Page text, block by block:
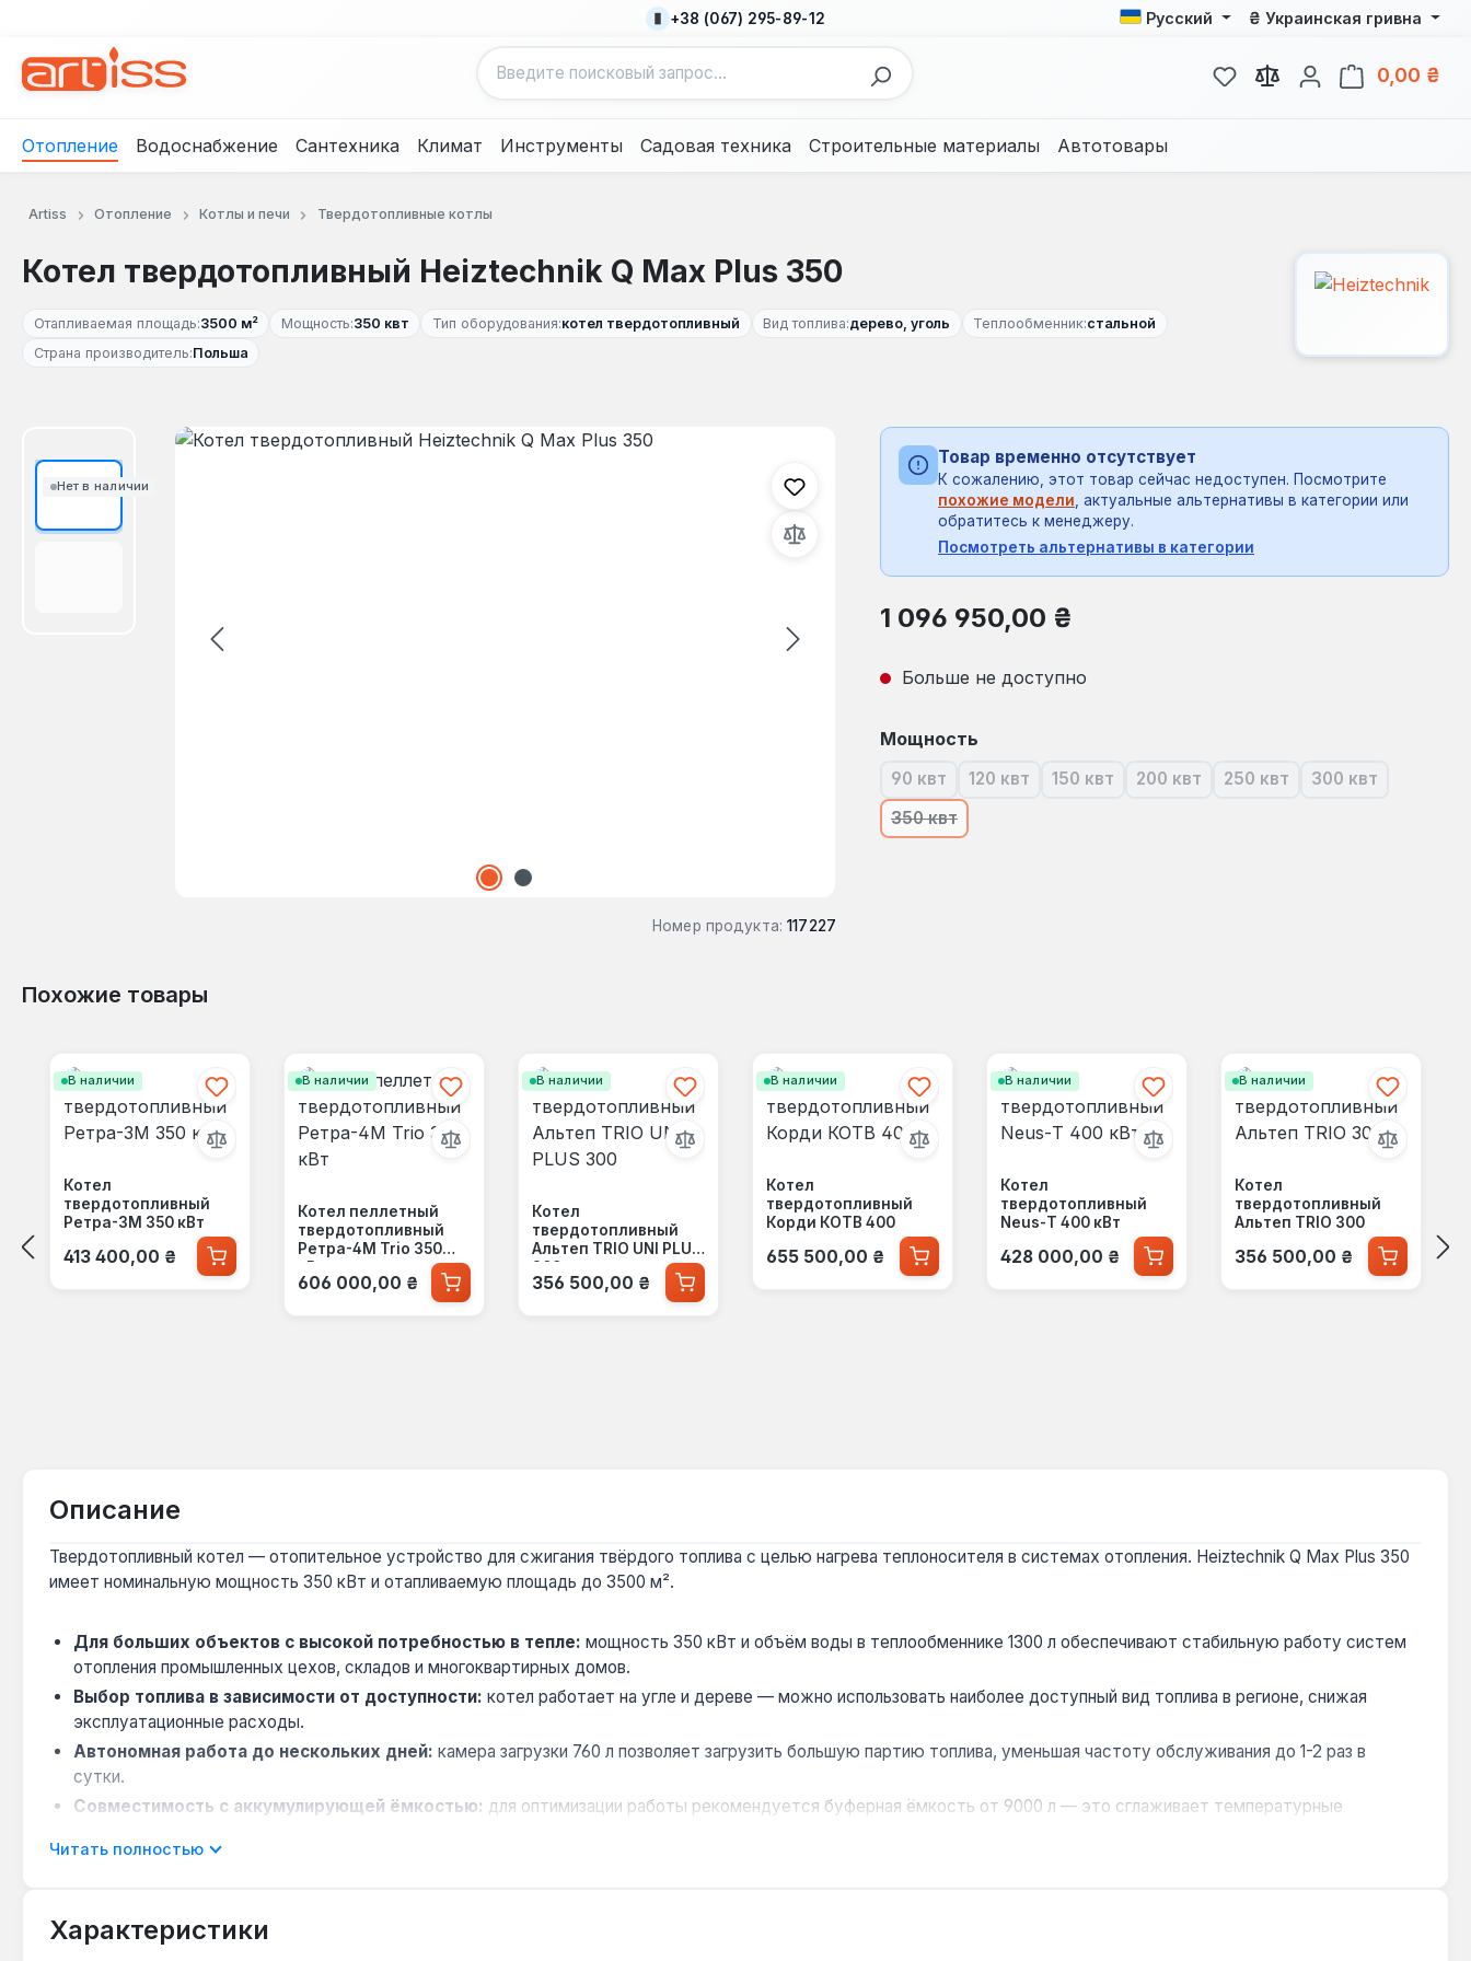
+38 (067) 295-89-12 Русский ₴ Украинская гривна
У вас есть товары из
0,00 ₴
Отопление Водоснабжение Сантехника Климат Инструменты Садовая техника Строительные материалы Автотовары
Artiss Отопление Котлы и печи Твердотопливные котлы
Котел твердотопливный Heiztechnik Q Max Plus 350
Отапливаемая площадь:3500 м² Мощность:350 квт Тип оборудования:котел твердотопливный Вид топлива:дерево, уголь Теплообменник:стальной
Страна производитель:Польша
Нет в наличии
Пропустить галерею изображений
Номер продукта: 117227
Товар временно отсутствует
К сожалению, этот товар сейчас недоступен. Посмотрите
похожие модели , актуальные альтернативы в категории или
обратитесь к менеджеру.
Посмотреть альтернативы в категории
Обычная цена:
1 096 950,00 ₴
Больше не доступно
Выберите
Мощность
90 квт(В настоящее время эта опция недоступна.)
120 квт(В настоящее время эта опция недоступна.)
150 квт(В настоящее время эта опция недоступна.)
200 квт(В настоящее время эта опция
250 квт(В настоящее время эта
300 квт(В настоящее
350 квт(В настоящее время эта опция недоступна.)
Похожие товары
В наличии
Котел
твердотопливный
Ретра-3М 350 кВт
Обычная цена:
413 400,00 ₴
В наличии
Котел пеллетный
твердотопливный
Ретра-4М Trio 350
кВт
Обычная цена:
606 000,00 ₴
В наличии
Котел
твердотопливный
Альтеп TRIO UNI PLUS
300
Обычная цена:
356 500,00 ₴
В наличии
Котел
твердотопливный
Корди КОТВ 400
Обычная цена:
655 500,00 ₴
В наличии
Котел
твердотопливный
Neus-Т 400 кВт
Обычная цена:
428 000,00 ₴
В наличии
Котел
твердотопливный
Альтеп TRIO 300
Обычная цена:
356 500,00 ₴
Описание
Твердотопливный котел — отопительное устройство для сжигания твёрдого топлива с целью нагрева теплоносителя в системах отопления. Heiztechnik Q Max Plus 350
имеет номинальную мощность 350 кВт и отапливаемую площадь до 3500 м².
Для больших объектов с высокой потребностью в тепле: мощность 350 кВт и объём воды в теплообменнике 1300 л обеспечивают стабильную работу систем
отопления промышленных цехов, складов и многоквартирных домов.
Выбор топлива в зависимости от доступности: котел работает на угле и дереве — можно использовать наиболее доступный вид топлива в регионе, снижая
эксплуатационные расходы.
Автономная работа до нескольких дней: камера загрузки 760 л позволяет загрузить большую партию топлива, уменьшая частоту обслуживания до 1-2 раз в
сутки.
Совместимость с аккумулирующей ёмкостью: для оптимизации работы рекомендуется буферная ёмкость от 9000 л — это сглаживает температурные
Контроль горения с двумя вентиляторами:
Котёл предназначен для отопления крупных помещений площадью до 3500 м² — производственных зданий, торговых центров, многоквартирных домов. Эксплуатация с
Читать полностью
Характеристики